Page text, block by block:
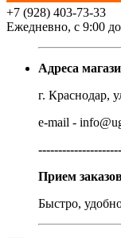
+7 (928) 403-73-33
Ежедневно, с 9:00
Адреса
г. Краснодар,
e-mail -
Прием
Быстро,